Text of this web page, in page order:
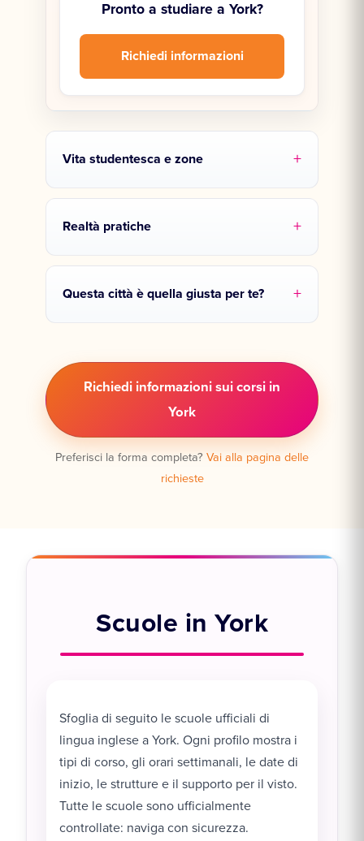
Pronto a studiare a York?
Richiedi informazioni
Vita studentesca e zone
Realtà pratiche
Questa città è quella giusta per te?
Richiedi informazioni sui corsi in
York
Preferisci la forma completa? Vai alla pagina delle
richieste
Scuole in York
Sfoglia di seguito le scuole ufficiali di
lingua inglese a York. Ogni profilo mostra i
tipi di corso, gli orari settimanali, le date di
inizio, le strutture e il supporto per il visto.
Tutte le scuole sono ufficialmente
controllate: naviga con sicurezza.